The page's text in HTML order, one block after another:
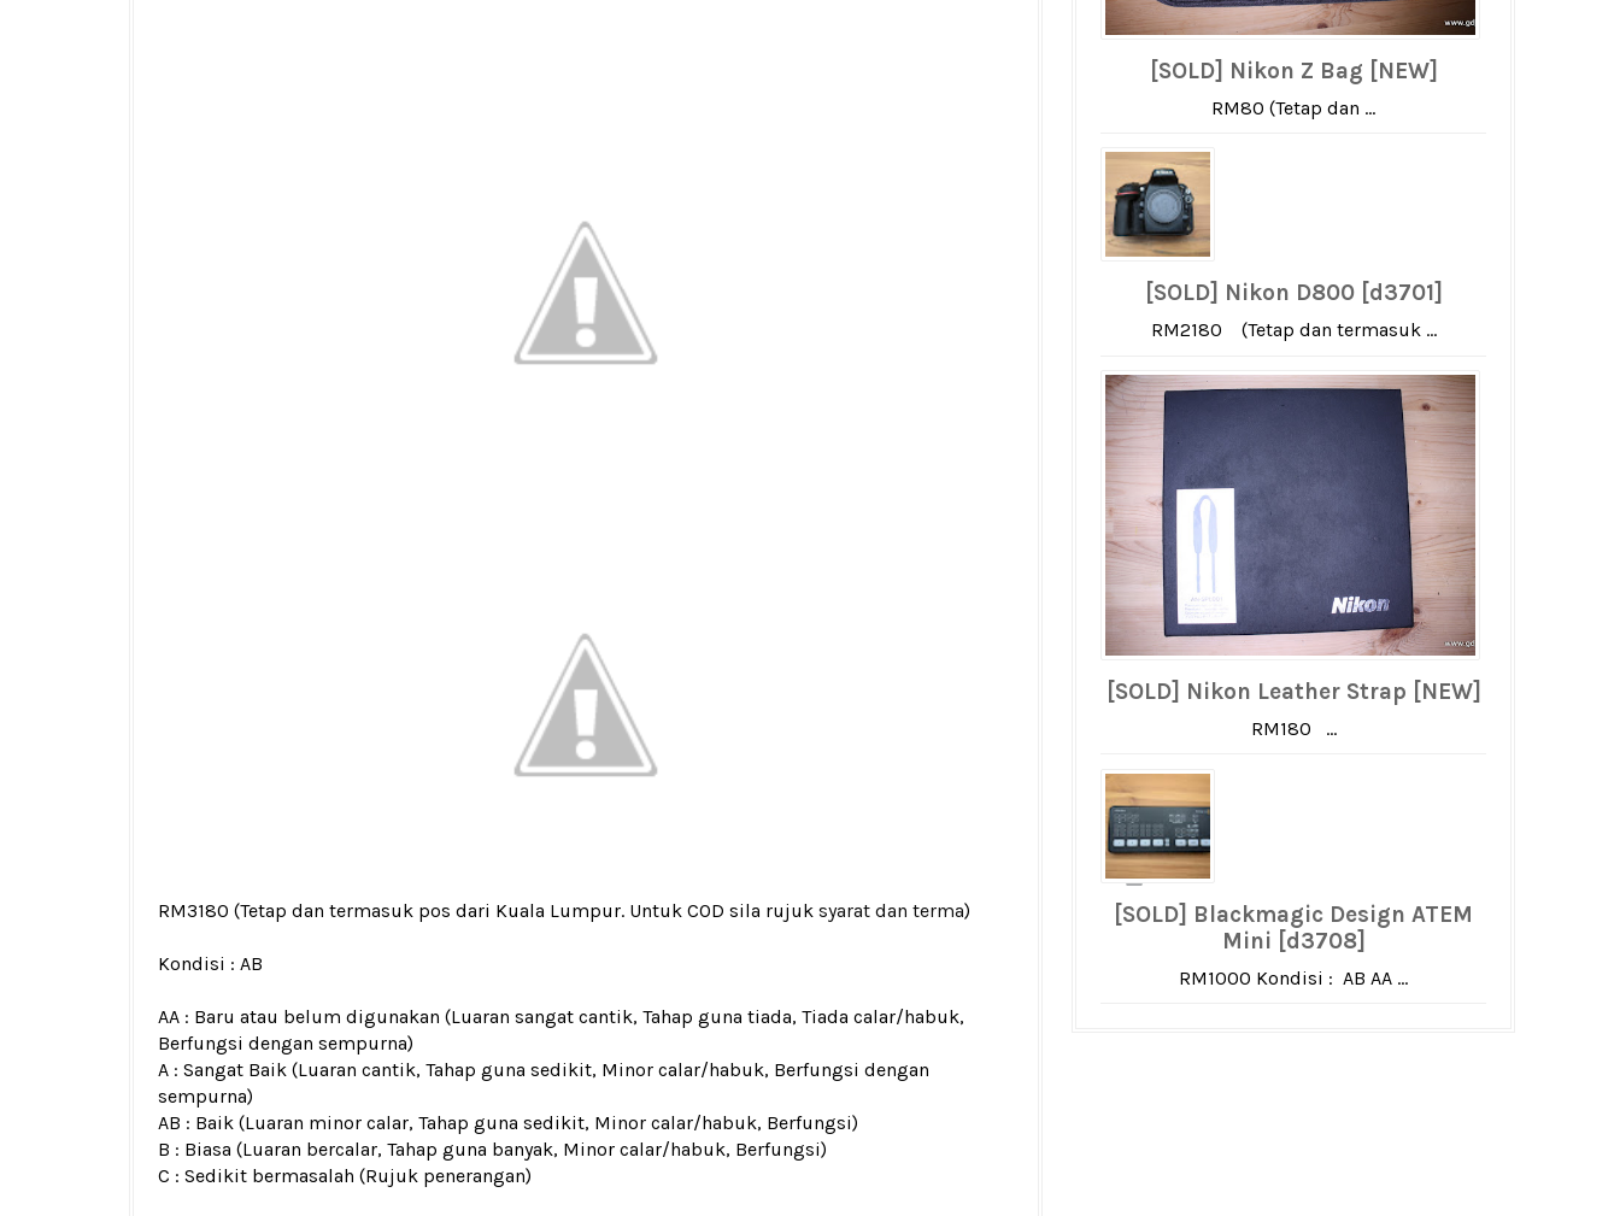
RM3180 (Tetap dan termasuk pos dari Kuala Lumpur. Untuk COD sila rujuk syarat dan terma)
Kondisi : AB
AA : Baru atau belum digunakan (Luaran sangat cantik, Tahap guna tiada, Tiada calar/habuk,
Berfungsi dengan sempurna)
A : Sangat Baik (Luaran cantik, Tahap guna sedikit, Minor calar/habuk, Berfungsi dengan
sempurna)
AB : Baik (Luaran minor calar, Tahap guna sedikit, Minor calar/habuk, Berfungsi)
B : Biasa (Luaran bercalar, Tahap guna banyak, Minor calar/habuk, Berfungsi)
C : Sedikit bermasalah (Rujuk penerangan)
[SOLD] Nikon Z Bag [NEW]
RM80 (Tetap dan ...
[SOLD] Nikon D800 [d3701]
RM2180 (Tetap dan termasuk ...
[SOLD] Nikon Leather Strap [NEW]
RM180 ...
[SOLD] Blackmagic Design ATEM
Mini [d3708]
RM1000 Kondisi : AB AA ...